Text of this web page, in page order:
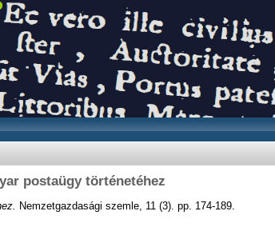
postaügy történetéhez
Nemzetgazdasági szemle, 11 (3). pp. 174-189.